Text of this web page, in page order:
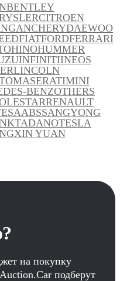
BENTLEY
CITROEN
CHERYDAEWOO
FIATFORDFERRARI
HINOHUMMER
INFINITIINEOS
LINCOLN
MASERATIMINI
BENZOTHERS
RENAULT
SAABSSANGYONG
TADANOTESLA
XIN YUAN
на покупку
подберут